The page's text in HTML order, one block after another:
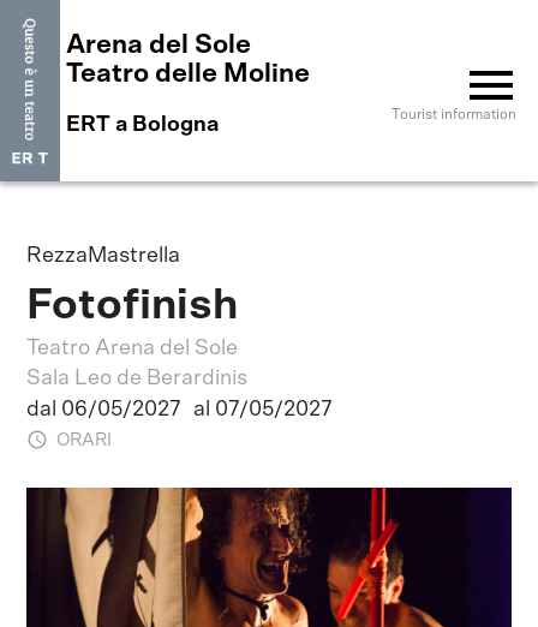
Arena del Sole
Teatro delle Moline
ERT a Bologna
menu
Tourist information
RezzaMastrella
Fotofinish
Teatro Arena del Sole
Sala Leo de Berardinis
dal 06/05/2027
al 07/05/2027
ORARI